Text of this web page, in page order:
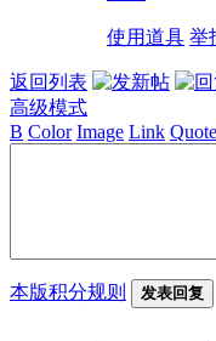
使用道具 举
返回列表
高级模式
B Color Image Link Quote
本版积分规则 发表回复